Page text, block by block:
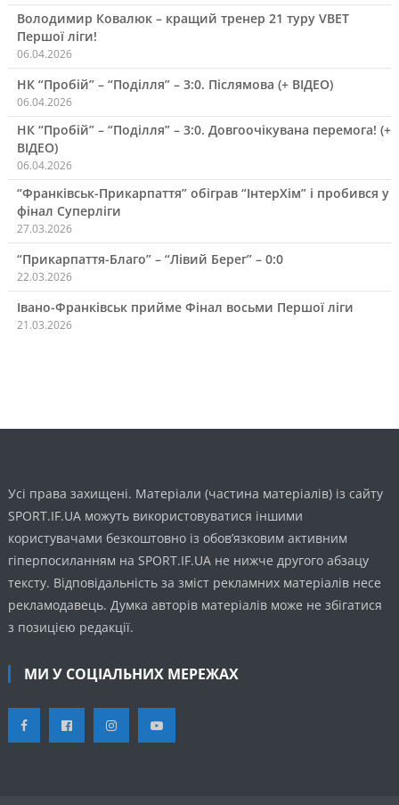
Володимир Ковалюк – кращий тренер 21 туру VBET
Першої ліги!
06.04.2026
НК “Пробій” – “Поділля” – 3:0. Післямова (+ ВІДЕО)
06.04.2026
НК “Пробій” – “Поділля” – 3:0. Довгоочікувана перемога! (+
ВІДЕО)
06.04.2026
“Франківськ-Прикарпаття” обіграв “ІнтерХім” і пробився у
фінал Суперліги
27.03.2026
“Прикарпаття-Благо” – “Лівий Берег” – 0:0
22.03.2026
Івано-Франківськ прийме Фінал восьми Першої ліги
21.03.2026
Усі права захищені. Матеріали (частина матеріалів) із сайту
SPORT.IF.UA можуть використовуватися іншими
користувачами безкоштовно із обов’язковим активним
гіперпосиланням на SPORT.IF.UA не нижче другого абзацу
тексту. Відповідальність за зміст рекламних матеріалів несе
рекламодавець. Думка авторів матеріалів може не збігатися
з позицією редакції.
МИ У СОЦІАЛЬНИХ МЕРЕЖАХ